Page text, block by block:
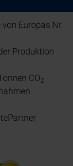
Europas Nr.
Produktion
CO2